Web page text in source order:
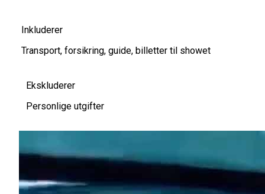
Inkluderer
Transport, forsikring, guide, billetter til showet
Ekskluderer
Personlige utgifter